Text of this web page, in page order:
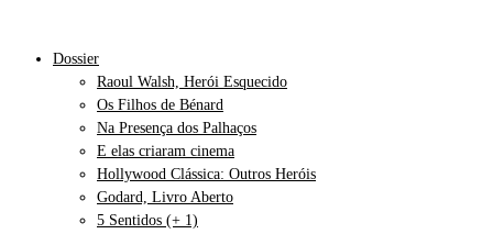
Dossier
Raoul Walsh, Herói Esquecido
Os Filhos de Bénard
Na Presença dos Palhaços
E elas criaram cinema
Hollywood Clássica: Outros Heróis
Godard, Livro Aberto
5 Sentidos (+ 1)